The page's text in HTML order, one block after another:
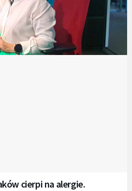
cierpi na alergie.